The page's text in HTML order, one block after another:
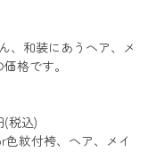
、和装にあうヘア、メ
格です。
(税込)
紋付袴、ヘア、メイ